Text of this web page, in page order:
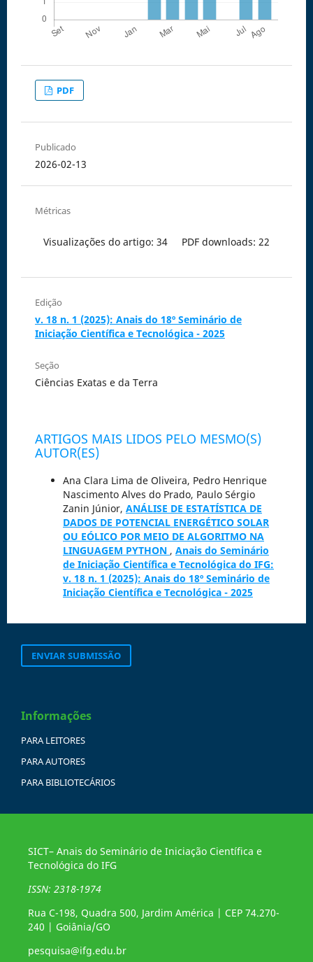
PDF
Publicado
2026-02-13
Métricas
Visualizações do artigo: 34 PDF downloads: 22
Edição
v. 18 n. 1 (2025): Anais do 18º Seminário de
Iniciação Científica e Tecnológica - 2025
Seção
Ciências Exatas e da Terra
ARTIGOS MAIS LIDOS PELO MESMO(S)
AUTOR(ES)
Ana Clara Lima de Oliveira, Pedro Henrique
Nascimento Alves do Prado, Paulo Sérgio
Zanin Júnior, ANÁLISE DE ESTATÍSTICA DE
DADOS DE POTENCIAL ENERGÉTICO SOLAR
OU EÓLICO POR MEIO DE ALGORITMO NA
LINGUAGEM PYTHON , Anais do Seminário
de Iniciação Científica e Tecnológica do IFG:
v. 18 n. 1 (2025): Anais do 18º Seminário de
Iniciação Científica e Tecnológica - 2025
ENVIAR SUBMISSÃO
Informações
PARA LEITORES
PARA AUTORES
PARA BIBLIOTECÁRIOS
SICT– Anais do Seminário de Iniciação Científica e
Tecnológica do IFG
ISSN: 2318-1974
Rua C-198, Quadra 500, Jardim América | CEP 74.270-
240 | Goiânia/GO
pesquisa@ifg.edu.br